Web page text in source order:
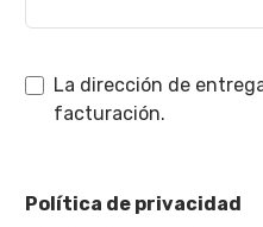
La dirección de
facturación.
Política de privacidad